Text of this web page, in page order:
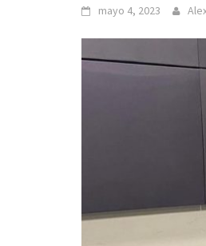
mayo 4, 2023